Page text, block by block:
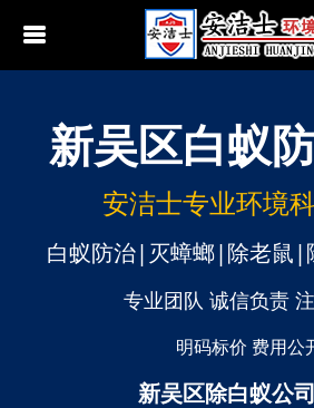
行业动态
南京白蚁防治
江阴白蚁防治
新吴区白蚁
安洁士专业环境
白蚁防治|灭蟑螂|除老鼠|
专业团队 诚信负责
明码标价 费用公
新吴区除白蚁公